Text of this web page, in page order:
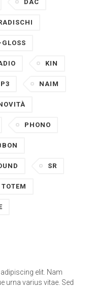
DAC
KIN
NAIM
PHONO
SR
TOTEM
elit. Nam
urna varius vitae. Sed